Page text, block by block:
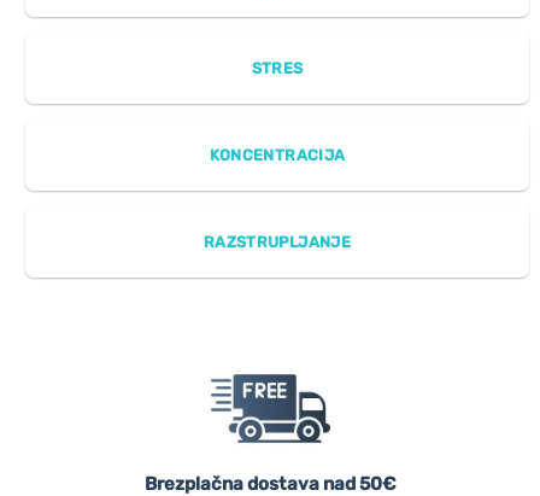
STRES
KONCENTRACIJA
RAZSTRUPLJANJE
Brezplačna dostava nad 50€